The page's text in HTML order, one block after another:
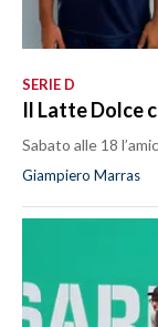
SERIE D
Il Latte Dolce
Sabato alle 18
Giampiero Marras